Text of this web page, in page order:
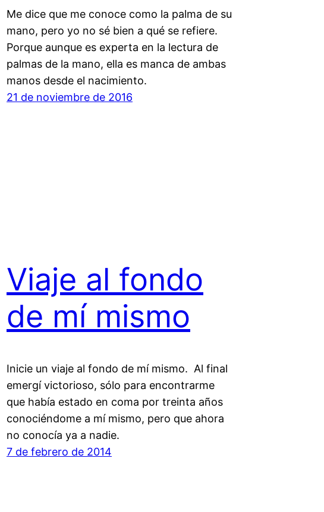
Me dice que me conoce como la palma de su
mano, pero yo no sé bien a qué se refiere.
Porque aunque es experta en la lectura de
palmas de la mano, ella es manca de ambas
manos desde el nacimiento.
21 de noviembre de 2016
Viaje al fondo
de mí mismo
Inicie un viaje al fondo de mí mismo. Al final
emergí victorioso, sólo para encontrarme
que había estado en coma por treinta años
conociéndome a mí mismo, pero que ahora
no conocía ya a nadie.
7 de febrero de 2014